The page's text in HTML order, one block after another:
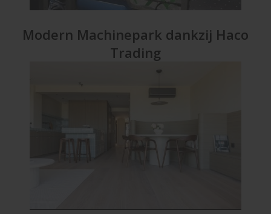
Modern Machinepark dankzij Haco
Trading